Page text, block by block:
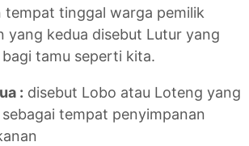
tempat tinggal warga pemilik
yang kedua disebut Lutur yang
tamu seperti kita.
: disebut Lobo atau Loteng yang
tempat penyimpanan